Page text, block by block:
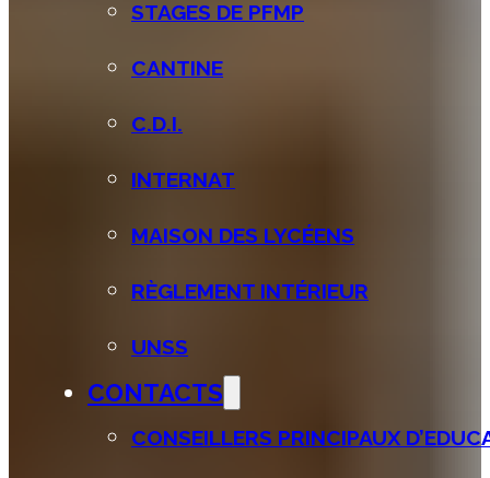
STAGES DE PFMP
CANTINE
C.D.I.
INTERNAT
MAISON DES LYCÉENS
RÈGLEMENT INTÉRIEUR
UNSS
CONTACTS
CONSEILLERS PRINCIPAUX